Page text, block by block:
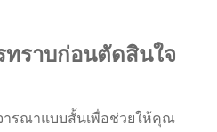
ราบก่อนตัดสินใจ
ารณาแบบสั้นเพื่อช่วยให้คุณ